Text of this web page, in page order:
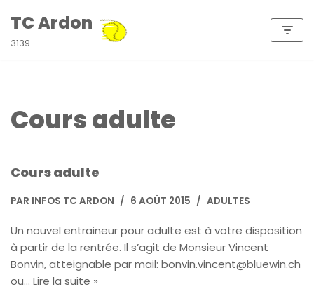
Aller
TC Ardon
3139
Cours adulte
Cours adulte
PAR INFOS TC ARDON 6 AOÛT 2015 ADULTES
Un nouvel entraineur pour adulte est à votre disposition
à partir de la rentrée. Il s’agit de Monsieur Vincent
Bonvin, atteignable par mail: bonvin.vincent@bluewin.ch
ou… Lire la suite »